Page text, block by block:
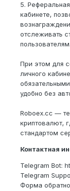
5.
кабинете,
отслеживать
пользователям.
При этом для
личного
удобно без
Roboex.cc —
криптовалют,
стандартом
Контактная
Telegram Bot:
Telegram
Форма